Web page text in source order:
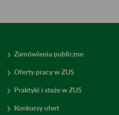
Zamówienia publiczne
Oferty pracy w ZUS
Praktyki i staże w ZUS
Konkursy ofert